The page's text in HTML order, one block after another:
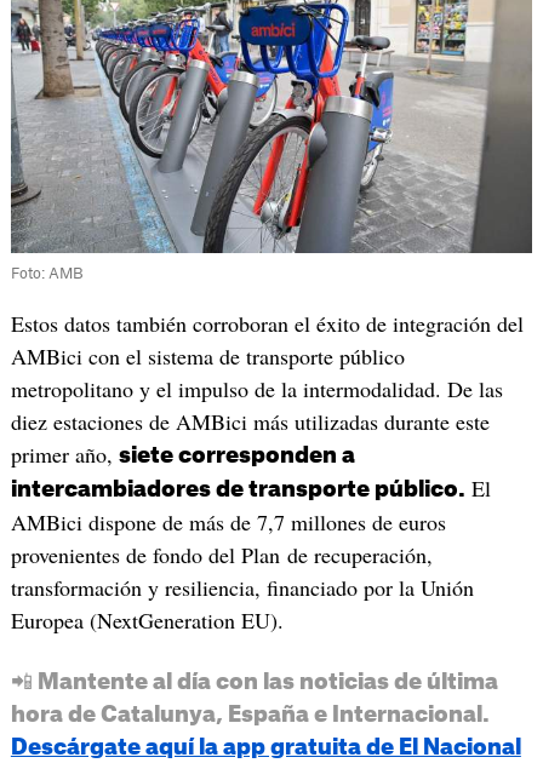
Foto: AMB
Estos datos también corroboran el éxito de integración del
AMBici con el sistema de transporte público
metropolitano y el impulso de la intermodalidad. De las
diez estaciones de AMBici más utilizadas durante este
primer año, siete corresponden a
intercambiadores de transporte público. El
AMBici dispone de más de 7,7 millones de euros
provenientes de fondo del Plan de recuperación,
transformación y resiliencia, financiado por la Unión
Europea (NextGeneration EU).
📲 Mantente al día con las noticias de última
hora de Catalunya, España e Internacional.
Descárgate aquí la app gratuita de El Nacional